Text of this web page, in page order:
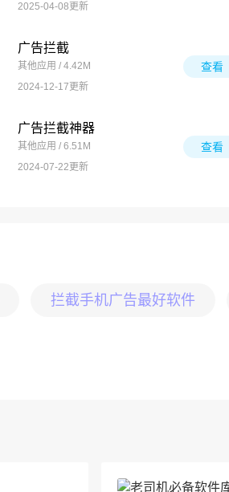
2025-04-08更新
广告拦截
其他应用 / 4.42M
2024-12-17更新
查看
广告拦截神器
其他应用 / 6.51M
2024-07-22更新
查看
拦截手机广告最好软件